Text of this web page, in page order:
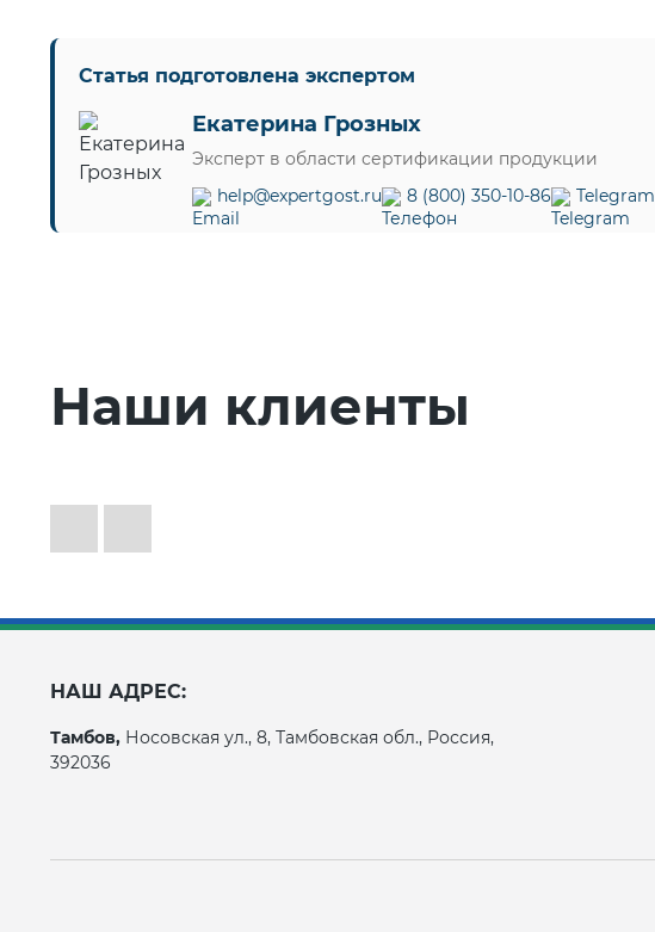
Статья подготовлена экспертом
Екатерина Грозных
Эксперт в области сертификации продукции
help@expertgost.ru
8 (800) 350-10-86 Telegram
Наши клиенты
НАШ АДРЕС:
Тамбов, Носовская ул., 8, Тамбовская обл., Россия,
392036